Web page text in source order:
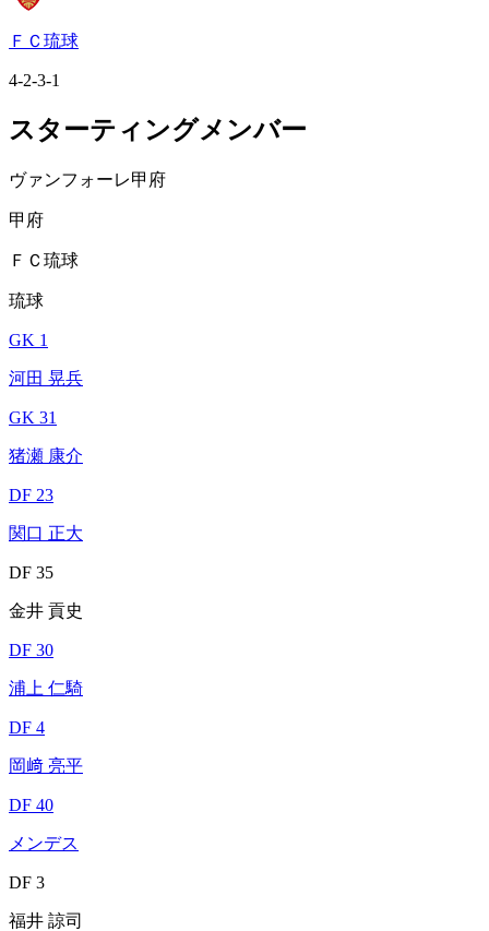
ＦＣ琉球
4-2-3-1
スターティングメンバー
ヴァンフォーレ甲府
甲府
ＦＣ琉球
琉球
GK 1
河田 晃兵
GK 31
猪瀬 康介
DF 23
関口 正大
DF 35
金井 貢史
DF 30
浦上 仁騎
DF 4
岡﨑 亮平
DF 40
メンデス
DF 3
福井 諒司